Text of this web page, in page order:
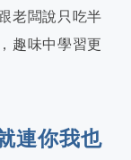
老闆說只吃半
趣味中學習更
連你我也